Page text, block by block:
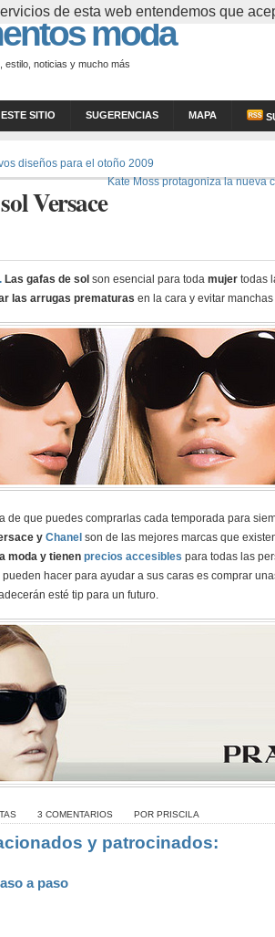
moda
estilo, noticias y mucho más
SITIO SUGERENCIAS MAPA
diseños para el otoño 2009
Kate Moss protagoniza la nueva
Versace
Las gafas de sol son esencial para toda mujer todas
las arrugas prematuras en la cara y evitar
de que puedes comprarlas cada temporada para
y Chanel son de las mejores marcas que
moda y tienen precios accesibles para todas las
hacer para ayudar a sus caras es comprar
esté tip para un futuro.
3 COMENTARIOS POR PRISCILA
y patrocinados:
a paso
de esta web entendemos que